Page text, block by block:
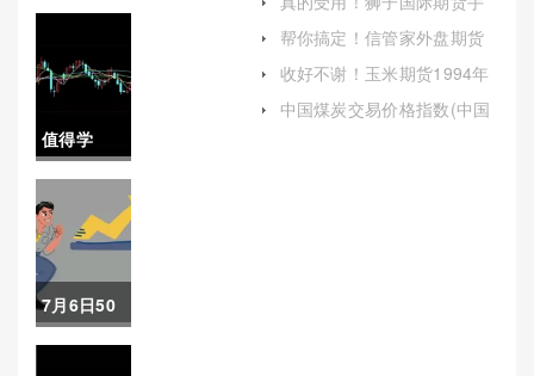
案！期货
直播喊单
（帮助投
资者及时
把握市场
脉搏）
值得学
习！2016
原油期货
上市(原油
期货2017)
7月6日50
期权暴利
怎么算)
续费（帮助投资者更好地理
解并优化其交易成本）
帮你搞定！信管家外盘期货
开户(信管家外盘期货开户流
程)
收好不谢！玉米期货1994年
(玉米期货2019)
中国煤炭交易价格指数(中国